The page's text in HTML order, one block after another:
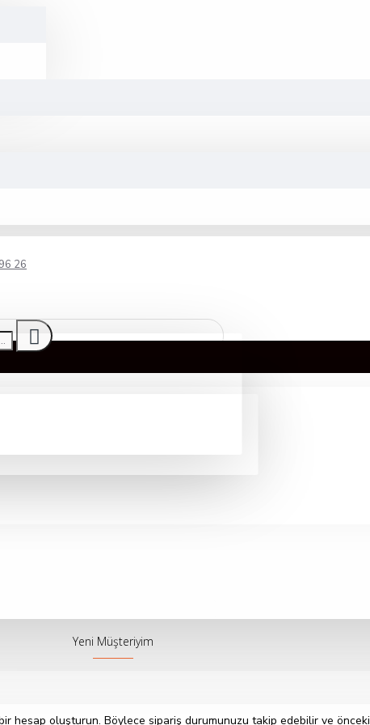
26
Yeni Müşteriyim
hesap oluşturun. Böylece sipariş durumunuzu takip edebilir ve önceki